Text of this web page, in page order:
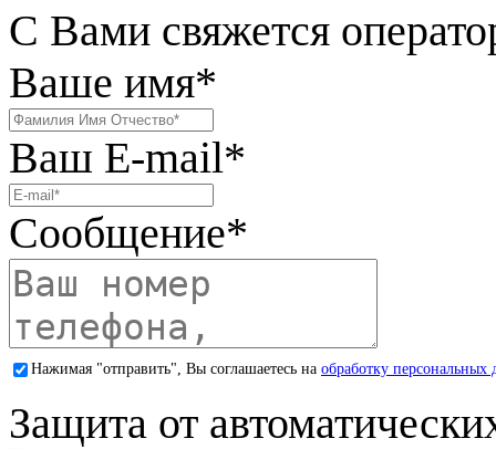
С Вами свяжется
Ваше имя*
Ваш E-mail*
Сообщение*
Нажимая "отправить", Вы соглашаетесь на обработку персональных
Защита от